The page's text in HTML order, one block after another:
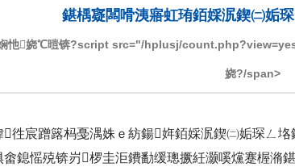
鍖楀寲闆嗗洟寤虹珛銆婇泦鍥㈡姤
娴忚娆℃暟锛?script src="/hplusj/
娆?/span>
徃宸蹭簬杩戞湡姝ｅ紡鍚姩銆婇泦鍥㈡姤琛ㄥ
鎴愮殑锛岃椤圭洰鐨勫缓璁撅紝灏嗘爣蹇楃潃